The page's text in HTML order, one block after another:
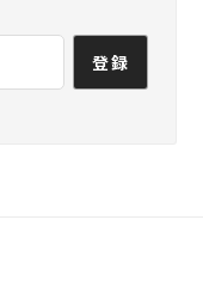
登録